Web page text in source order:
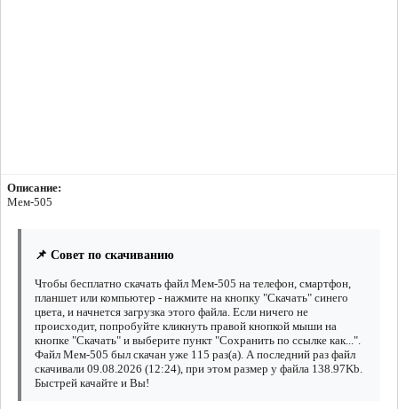
Описание:
Мем-505
📌 Совет по скачиванию
Чтобы бесплатно скачать файл Мем-505 на телефон, смартфон,
планшет или компьютер - нажмите на кнопку "Скачать" синего
цвета, и начнется загрузка этого файла. Если ничего не
происходит, попробуйте кликнуть правой кнопкой мыши на
кнопке "Скачать" и выберите пункт "Сохранить по ссылке как...".
Файл Мем-505 был скачан уже 115 раз(а). А последний раз файл
скачивали 09.08.2026 (12:24), при этом размер у файла 138.97Kb.
Быстрей качайте и Вы!